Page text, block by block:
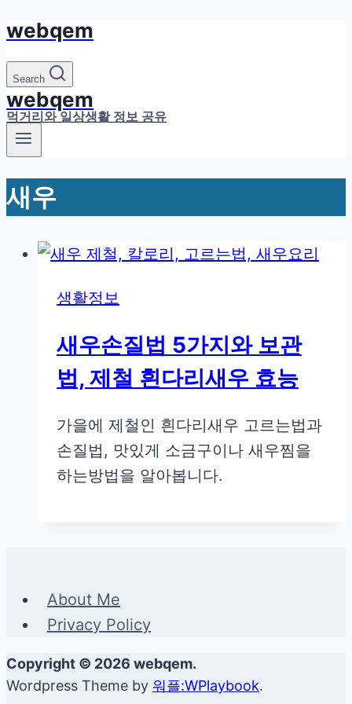
Skip
to
content
webqem
Search
webqem
먹거리와 일상생활 정보 공유
새우
생활정보
새우손질법 5가지와 보관
법, 제철 흰다리새우 효능
가을에 제철인 흰다리새우 고르는법과
손질법, 맛있게 소금구이나 새우찜을
하는방법을 알아봅니다.
About Me
Privacy Policy
Copyright © 2026 webqem.
Wordpress Theme by 워플:WPlaybook.